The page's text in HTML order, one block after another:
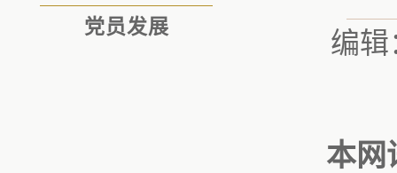
党员发展
编辑
本网